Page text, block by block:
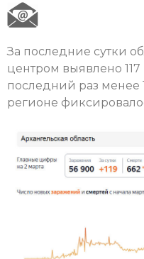
За последние сутки
центром выявлено 117
последний раз менее
регионе